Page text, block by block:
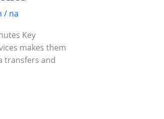
/ na
Key
makes them
transfers and